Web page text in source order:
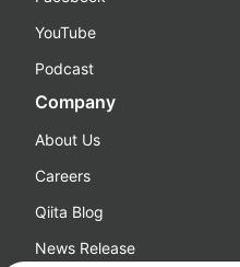
YouTube
Podcast
Company
About Us
Careers
Qiita Blog
News Release